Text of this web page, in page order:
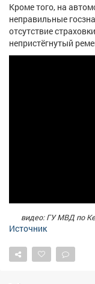
Кроме того, на
неправильные
отсутствие
непристёгнутый
видео: ГУ МВД по
Источник